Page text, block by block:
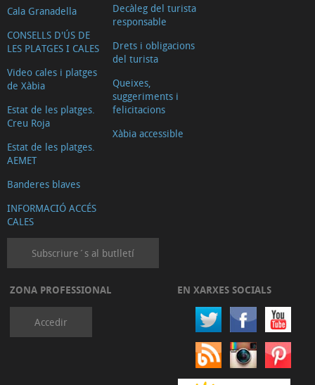
Serveis
sanitaris
Transports
Bars
copes
cerveseries
Serveis
juridics
Salut
benestar
i
Cala Granadella
CONSELLS D'ÚS DE
LES PLATGES I CALES
Video cales i platges
de Xàbia
Estat de les platges.
Creu Roja
Estat de les platges.
AEMET
Banderes blaves
INFORMACIÓ ACCÉS
CALES
Decàleg del turista
responsable
Drets i obligacions
del turista
Queixes,
suggeriments i
felicitacions
Xàbia accessible
Subscriure´s al butlletí
ZONA PROFESSIONAL
Accedir
EN XARXES SOCIALS